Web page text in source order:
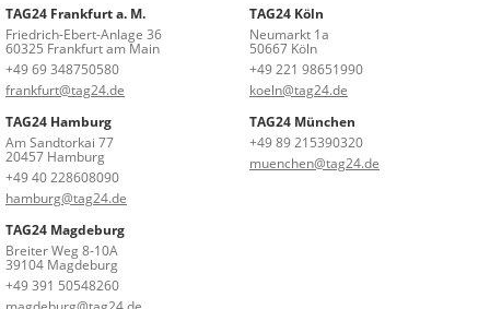
TAG24 Frankfurt a. M.
Friedrich-Ebert-Anlage 36
60325 Frankfurt am Main
+49 69 348750580
frankfurt@tag24.de
TAG24 Köln
Neumarkt 1a
50667 Köln
+49 221 98651990
koeln@tag24.de
TAG24 Hamburg
Am Sandtorkai 77
20457 Hamburg
+49 40 228608090
hamburg@tag24.de
TAG24 München
+49 89 215390320
muenchen@tag24.de
TAG24 Magdeburg
Breiter Weg 8-10A
39104 Magdeburg
+49 391 50548260